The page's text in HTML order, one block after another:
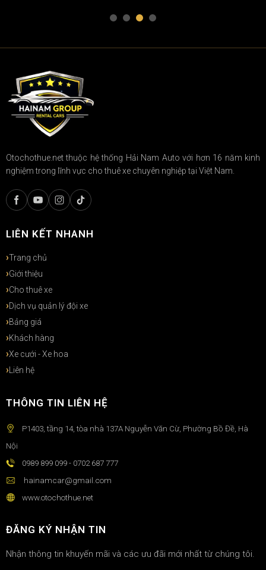
Otochothue.net thuộc hệ thống Hải Nam Auto với hơn 16 năm kinh
nghiệm trong lĩnh vực cho thuê xe chuyên nghiệp tại Việt Nam.
LIÊN KẾT NHANH
Trang chủ
Giới thiệu
Cho thuê xe
Dịch vụ quản lý đội xe
Bảng giá
Khách hàng
Xe cưới - Xe hoa
Liên hệ
THÔNG TIN LIÊN HỆ
P1403, tầng 14, tòa nhà 137A Nguyễn Văn Cừ, Phường Bồ Đề, Hà
Nội
0989 899 099 - 0702 687 777
hainamcar@gmail.com
www.otochothue.net
ĐĂNG KÝ NHẬN TIN
Nhận thông tin khuyến mãi và các ưu đãi mới nhất từ chúng tôi.